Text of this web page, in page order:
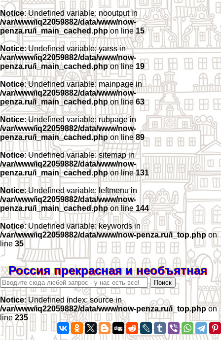
Notice: Undefined variable: nooutput in
/var/www/iq22059882/data/www/now-
penza.ru/i_main_cached.php on line 15
Notice: Undefined variable: yarss in
/var/www/iq22059882/data/www/now-
penza.ru/i_main_cached.phpon line 19
Notice: Undefined variable: mainpage in
/var/www/iq22059882/data/www/now-
penza.ru/i_main_cached.php on line 63
Notice: Undefined variable: rubpage in
/var/www/iq22059882/data/www/now-
penza.ru/i_main_cached.php on line 89
Notice: Undefined variable: sitemap in
/var/www/iq22059882/data/www/now-
penza.ru/i_main_cached.phpon line131
Notice: Undefined variable: leftmenu in
/var/www/iq22059882/data/www/now-
penza.ru/i_main_cached.phpon line 144
Notice: Undefined variable: keywords in
/var/www/iq22059882/data/www/now-penza.ru/i_top.php on
line 35
Россия прекрасная и необъятная
Notice: Undefined index: source in
/var/www/iq22059882/data/www/now-penza.ru/i_top.phpon
line 235